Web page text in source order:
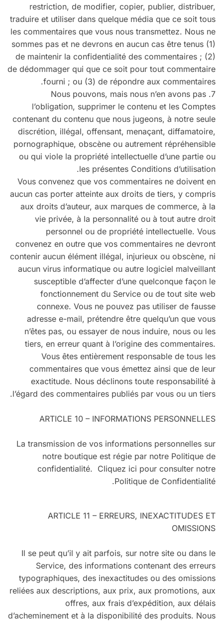
restriction, de modifier, copier, publier, distribuer,
traduire et utiliser dans quelque média que ce soit tous
les commentaires que vous nous transmettez. Nous ne
sommes pas et ne devrons en aucun cas être tenus (1)
de maintenir la confidentialité des commentaires ; (2)
de dédommager qui que ce soit pour tout commentaire
fourni ; ou (3) de répondre aux commentaires.
7. Nous pouvons, mais nous n’en avons pas
l’obligation, supprimer le contenu et les Comptes
contenant du contenu que nous jugeons, à notre seule
discrétion, illégal, offensant, menaçant, diffamatoire,
pornographique, obscène ou autrement répréhensible
ou qui viole la propriété intellectuelle d’une partie ou
les présentes Conditions d’utilisation.
Vous convenez que vos commentaires ne doivent en
aucun cas porter atteinte aux droits de tiers, y compris
aux droits d’auteur, aux marques de commerce, à la
vie privée, à la personnalité ou à tout autre droit
personnel ou de propriété intellectuelle. Vous
convenez en outre que vos commentaires ne devront
contenir aucun élément illégal, injurieux ou obscène, ni
aucun virus informatique ou autre logiciel malveillant
susceptible d’affecter d’une quelconque façon le
fonctionnement du Service ou de tout site web
connexe. Vous ne pouvez pas utiliser de fausse
adresse e-mail, prétendre être quelqu’un que vous
n’êtes pas, ou essayer de nous induire, nous ou les
tiers, en erreur quant à l’origine des commentaires.
Vous êtes entièrement responsable de tous les
commentaires que vous émettez ainsi que de leur
exactitude. Nous déclinons toute responsabilité à
l’égard des commentaires publiés par vous ou un tiers.
ARTICLE 10 – INFORMATIONS PERSONNELLES
La transmission de vos informations personnelles sur
notre boutique est régie par notre Politique de
confidentialité. Cliquez ici pour consulter notre
Politique de Confidentialité.
ARTICLE 11 – ERREURS, INEXACTITUDES ET
OMISSIONS
Il se peut qu’il y ait parfois, sur notre site ou dans le
Service, des informations contenant des erreurs
typographiques, des inexactitudes ou des omissions
reliées aux descriptions, aux prix, aux promotions, aux
offres, aux frais d’expédition, aux délais
d’acheminement et à la disponibilité des produits. Nous